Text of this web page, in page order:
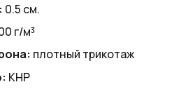
0.5 см.
г/м³
плотный трикотаж
КНР